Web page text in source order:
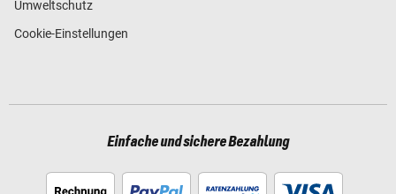
Umweltschutz
Cookie-Einstellungen
Einfache und sichere Bezahlung